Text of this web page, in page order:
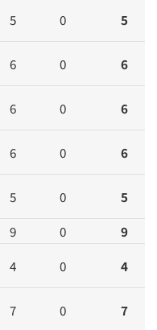
5 0
5
6 0
6
6 0
6
6 0
6
5 0
5
9 0
9
4 0
4
7 0
7